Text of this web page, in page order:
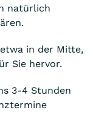
natürlich
in der Mitte,
Sie hervor.
3-4 Stunden